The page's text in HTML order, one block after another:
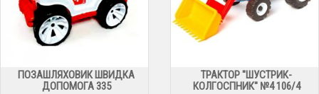
ПОЗАШЛЯХОВИК ШВИДКА
ДОПОМОГА 335
ТРАКТОР "ШУСТРИК-
КОЛГОСПНИК" №4 106/4